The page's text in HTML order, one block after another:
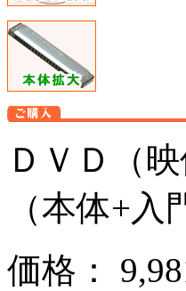
ＤＶＤ（
（本体+
価格：